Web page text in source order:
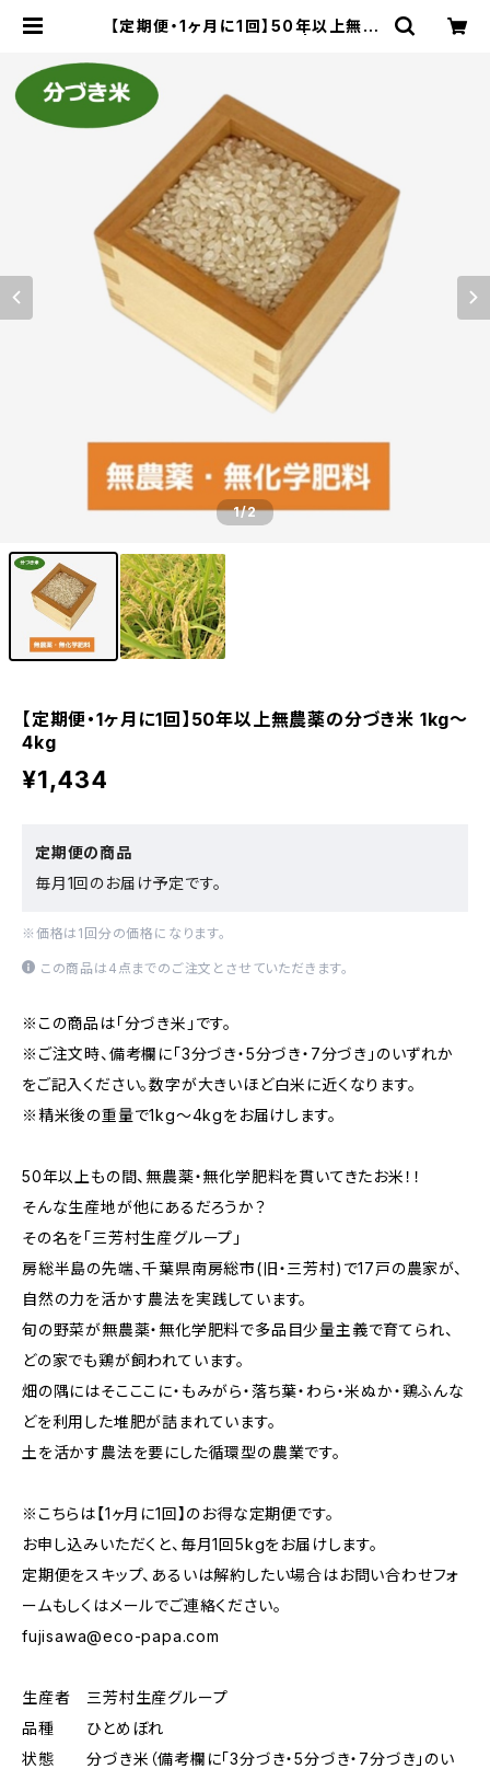
【定期便・1ヶ月に1回】50年以上無農
1/2
【定期便・1ヶ月に1回】50年以上無農薬の分づき米 1kg〜
4kg
¥1,434
定期便の商品
毎月1回のお届け予定です。
※価格は1回分の価格になります。
この商品は4点までのご注文とさせていただきます。
※この商品は「分づき米」です。
※ご注文時、備考欄に「3分づき・5分づき・7分づき」のいずれか
をご記入ください。数字が大きいほど白米に近くなります。
※精米後の重量で1kg〜4kgをお届けします。
50年以上もの間、無農薬・無化学肥料を貫いてきたお米！！
そんな生産地が他にあるだろうか？
その名を「三芳村生産グループ」
房総半島の先端、千葉県南房総市(旧・三芳村)で17戸の農家が、
自然の力を活かす農法を実践しています。
旬の野菜が無農薬・無化学肥料で多品目少量主義で育てられ、
どの家でも鶏が飼われています。
畑の隅にはそこここに・もみがら・落ち葉・わら・米ぬか・鶏ふんな
どを利用した堆肥が詰まれています。
土を活かす農法を要にした循環型の農業です。
※こちらは【1ヶ月に1回】のお得な定期便です。
お申し込みいただくと、毎月1回5kgをお届けします。
定期便をスキップ、あるいは解約したい場合はお問い合わせフォ
ームもしくはメールでご連絡ください。
fujisawa@eco-papa.com
生産者 三芳村生産グループ
品種 ひとめぼれ
状態 分づき米（備考欄に「3分づき・5分づき・7分づき」のい